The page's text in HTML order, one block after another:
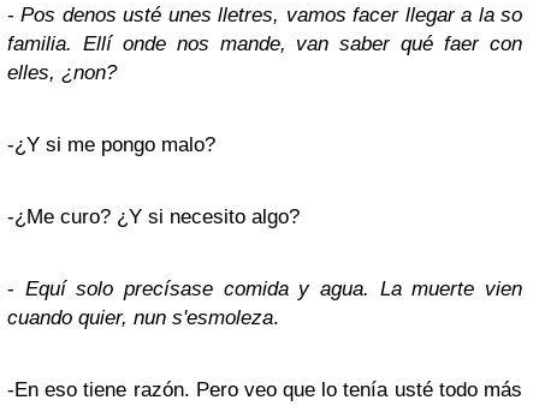
-Pos denos usté unes lletres, vamos facer llegar a la so
familia. Ellí onde nos mande, van saber qué faer con
elles, ¿non?
-¿Y si me pongo malo?
-¿Me curo? ¿Y si necesito algo?
- Equí solo precísase comida y agua. La muerte vien
cuando quier, nun s'esmoleza.
-En eso tiene razón. Pero veo que lo tenía usté todo más